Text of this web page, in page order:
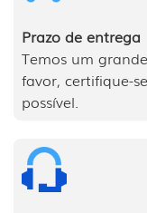
Prazo de entrega
Temos um
favor, certifique-
possível.